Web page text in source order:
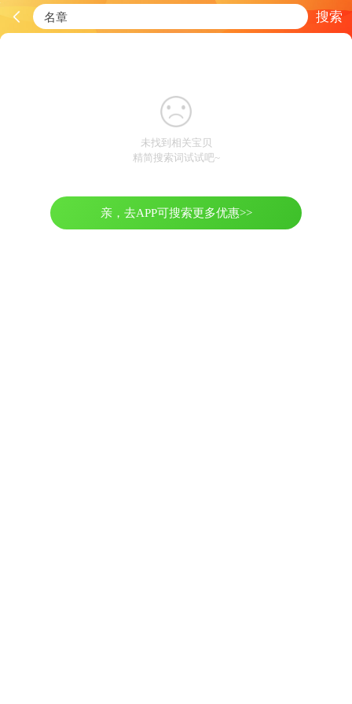
搜索
未找到相关宝贝
精简搜索词试试吧~
亲，去APP可搜索更多优惠>>